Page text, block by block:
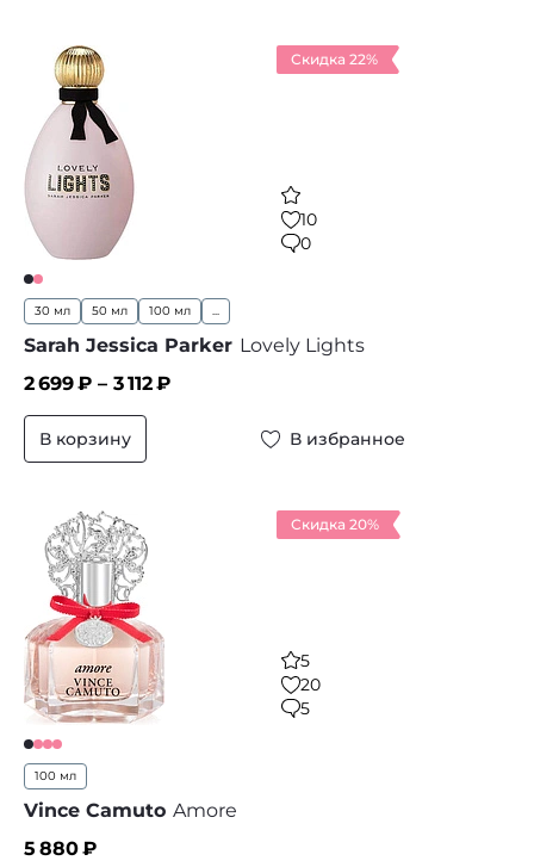
Скидка 22%
10
0
30 мл 50 мл 100 мл ...
Sarah Jessica Parker Lovely Lights
2 699₽ – 3 112₽
В корзину В избранное
Скидка 20%
5
20
5
100 мл
Vince Camuto Amore
5 880₽